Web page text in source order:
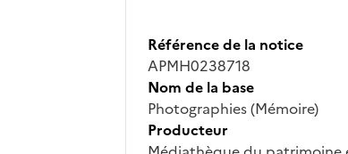
Référence de la notice
APMH0238718
Nom de la base
Photographies (Mémoire)
Producteur